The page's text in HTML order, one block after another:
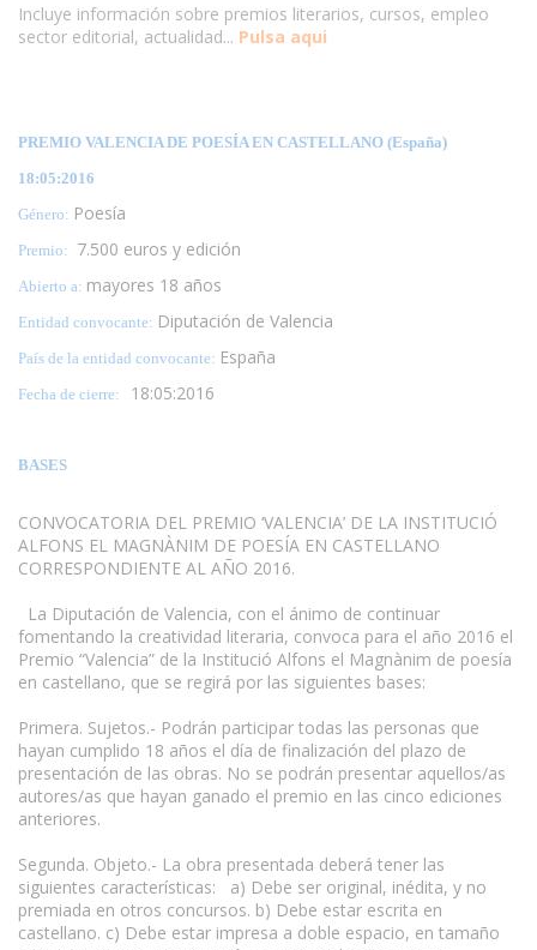
Incluye información sobre premios literarios, cursos, empleo
sector editorial, actualidad... Pulsa aqui
PREMIO VALENCIA DE POESÍA EN CASTELLANO (España)
18:05:2016
Género: Poesía
Premio: 7.500 euros y edición
Abierto a: mayores 18 años
Entidad convocante: Diputación de Valencia
País de la entidad convocante: España
Fecha de cierre: 18:05:2016
BASES
CONVOCATORIA DEL PREMIO ‘VALENCIA’ DE LA INSTITUCIÓ
ALFONS EL MAGNÀNIM DE POESÍA EN CASTELLANO
CORRESPONDIENTE AL AÑO 2016.
La Diputación de Valencia, con el ánimo de continuar
fomentando la creatividad literaria, convoca para el año 2016 el
Premio “Valencia” de la Institució Alfons el Magnànim de poesía
en castellano, que se regirá por las siguientes bases:
Primera. Sujetos.- Podrán participar todas las personas que
hayan cumplido 18 años el día de finalización del plazo de
presentación de las obras. No se podrán presentar aquellos/as
autores/as que hayan ganado el premio en las cinco ediciones
anteriores.
Segunda. Objeto.- La obra presentada deberá tener las
siguientes características: a) Debe ser original, inédita, y no
premiada en otros concursos. b) Debe estar escrita en
castellano. c) Debe estar impresa a doble espacio, en tamaño